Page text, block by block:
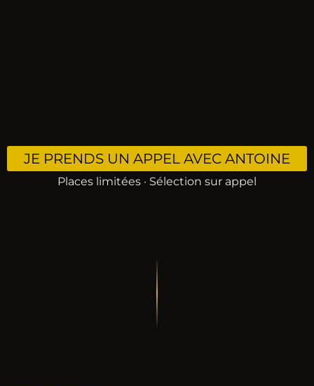
JE PRENDS UN APPEL AVEC ANTOINE
Places limitées · Sélection sur appel